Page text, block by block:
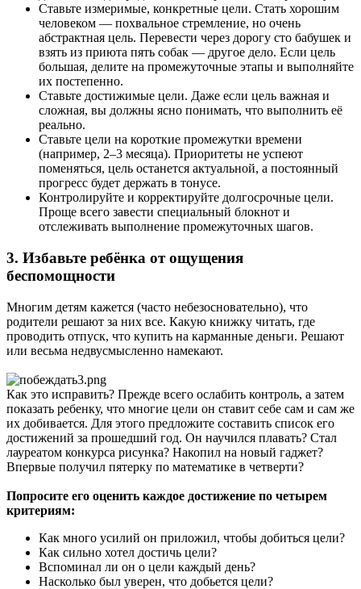
Ставьте измеримые, конкретные цели. Стать хорошим
человеком — похвальное стремление, но очень
абстрактная цель. Перевести через дорогу сто бабушек и
взять из приюта пять собак — другое дело. Если цель
большая, делите на промежуточные этапы и выполняйте
их постепенно.
Ставьте достижимые цели. Даже если цель важная и
сложная, вы должны ясно понимать, что выполнить её
реально.
Ставьте цели на короткие промежутки времени
(например, 2–3 месяца). Приоритеты не успеют
поменяться, цель останется актуальной, а постоянный
прогресс будет держать в тонусе.
Контролируйте и корректируйте долгосрочные цели.
Проще всего завести специальный блокнот и
отслеживать выполнение промежуточных шагов.
3. Избавьте ребёнка от ощущения
беспомощности
Многим детям кажется (часто небезосновательно), что
родители решают за них все. Какую книжку читать, где
проводить отпуск, что купить на карманные деньги. Решают
или весьма недвусмысленно намекают.
Как это исправить? Прежде всего ослабить контроль, а затем
показать ребенку, что многие цели он ставит себе сам и сам же
их добивается. Для этого предложите составить список его
достижений за прошедший год. Он научился плавать? Стал
лауреатом конкурса рисунка? Накопил на новый гаджет?
Впервые получил пятерку по математике в четверти?
Попросите его оценить каждое достижение по четырем
критериям:
Как много усилий он приложил, чтобы добиться цели?
Как сильно хотел достичь цели?
Вспоминал ли он о цели каждый день?
Насколько был уверен, что добьется цели?